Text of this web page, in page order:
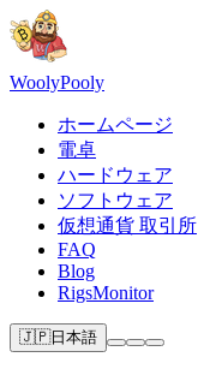
WoolyPooly
ホームページ
電卓
ハードウェア
ソフトウェア
仮想通貨 取引所
FAQ
Blog
RigsMonitor
🇯🇵日本語